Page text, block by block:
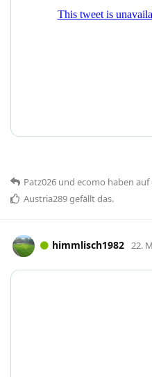
Patz026 und ecomo haben auf
Austria289gefällt das.
himmlisch1982 22.